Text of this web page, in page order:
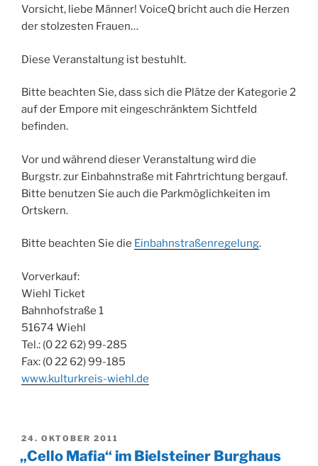
Vorsicht, liebe Männer! VoiceQ bricht auch die Herzen
der stolzesten Frauen…
Diese Veranstaltung ist bestuhlt.
Bitte beachten Sie, dass sich die Plätze der Kategorie 2
auf der Empore mit eingeschränktem Sichtfeld
befinden.
Vor und während dieser Veranstaltung wird die
Burgstr. zur Einbahnstraße mit Fahrtrichtung bergauf.
Bitte benutzen Sie auch die Parkmöglichkeiten im
Ortskern.
Bitte beachten Sie die Einbahnstraßenregelung.
Vorverkauf:
Wiehl Ticket
Bahnhofstraße 1
51674 Wiehl
Tel.: (0 22 62) 99-285
Fax: (0 22 62) 99-185
www.kulturkreis-wiehl.de
VERÖFFENTLICHT
AM
24. OKTOBER 2011
„Cello Mafia“ im Bielsteiner Burghaus